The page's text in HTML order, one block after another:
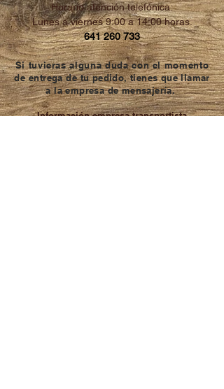
Horario atención telefónica:
Lunes a viernes 9:00 a 14:00 horas.
641 260 733
Si tuvieras alguna duda con el momento
deentrega de tu pedido, tienes que llamar
a la empresa de mensajería.
Información empresa transportista